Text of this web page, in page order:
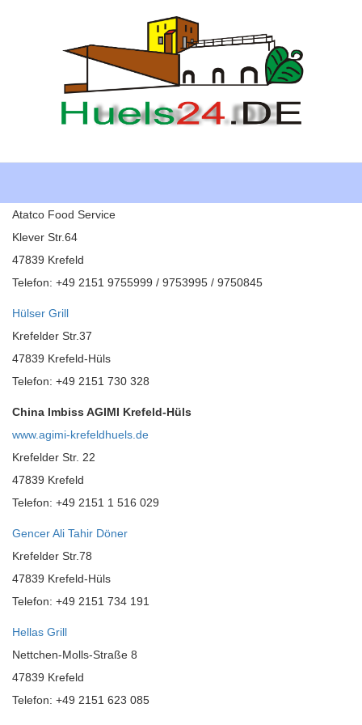
Atatco Food Service
Klever Str.64
47839 Krefeld
Telefon: +49 2151 9755999 / 9753995 / 9750845
Hülser Grill
Krefelder Str.37
47839 Krefeld-Hüls
Telefon: +49 2151 730 328
China Imbiss AGIMI Krefeld-Hüls
www.agimi-krefeldhuels.de
Krefelder Str. 22
47839 Krefeld
Telefon: +49 2151 1 516 029
Gencer Ali Tahir Döner
Krefelder Str.78
47839 Krefeld-Hüls
Telefon: +49 2151 734 191
Hellas Grill
Nettchen-Molls-Straße 8
47839 Krefeld
Telefon: +49 2151 623 085